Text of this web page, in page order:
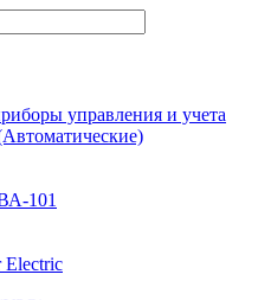
управления и учета
101
Electric